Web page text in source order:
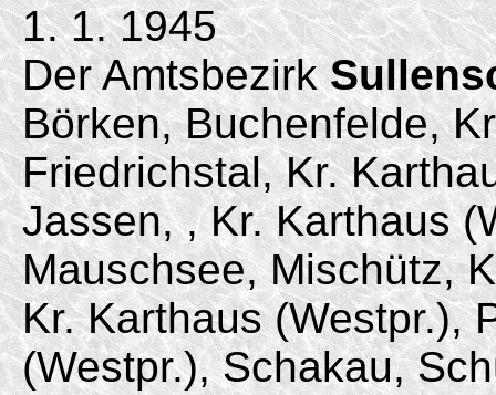
1. 1. 1945
Der Amtsbezirk
Börken, Buchenfelde,
Friedrichstal, Kr.
Jassen, , Kr. Karthaus
Mauschsee, Mischütz,
Kr. Karthaus (Westpr.),
(Westpr.), Schakau,